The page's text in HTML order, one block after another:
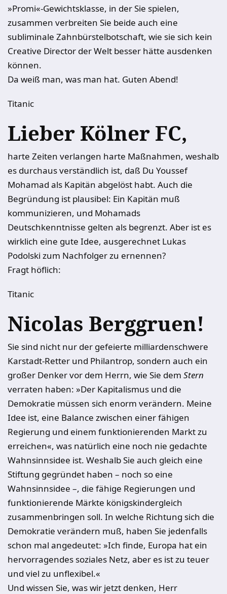
»Promi«-Gewichtsklasse, in der Sie spielen,
zusammen verbreiten Sie beide auch eine
subliminale Zahnbürstelbotschaft, wie sie sich kein
Creative Director der Welt besser hätte ausdenken
können.
Da weiß man, was man hat. Guten Abend!
Titanic
Lieber Kölner FC,
harte Zeiten verlangen harte Maßnahmen, weshalb
es durchaus verständlich ist, daß Du Youssef
Mohamad als Kapitän abgelöst habt. Auch die
Begründung ist plausibel: Ein Kapitän muß
kommunizieren, und Mohamads
Deutschkenntnisse gelten als begrenzt. Aber ist es
wirklich eine gute Idee, ausgerechnet Lukas
Podolski zum Nachfolger zu ernennen?
Fragt höflich:
Titanic
Nicolas Berggruen!
Sie sind nicht nur der gefeierte milliardenschwere
Karstadt-Retter und Philantrop, sondern auch ein
großer Denker vor dem Herrn, wie Sie dem Stern
verraten haben: »Der Kapitalismus und die
Demokratie müssen sich enorm verändern. Meine
Idee ist, eine Balance zwischen einer fähigen
Regierung und einem funktionierenden Markt zu
erreichen«, was natürlich eine noch nie gedachte
Wahnsinnsidee ist. Weshalb Sie auch gleich eine
Stiftung gegründet haben – noch so eine
Wahnsinnsidee –, die fähige Regierungen und
funktionierende Märkte königskindergleich
zusammenbringen soll. In welche Richtung sich die
Demokratie verändern muß, haben Sie jedenfalls
schon mal angedeutet: »Ich finde, Europa hat ein
hervorragendes soziales Netz, aber es ist zu teuer
und viel zu unflexibel.«
Und wissen Sie, was wir jetzt denken, Herr